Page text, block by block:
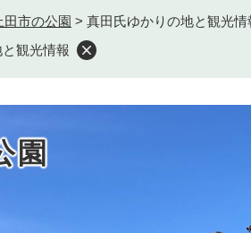
田市の公園 > 真田氏ゆかりの地と観光情
観光情報
園